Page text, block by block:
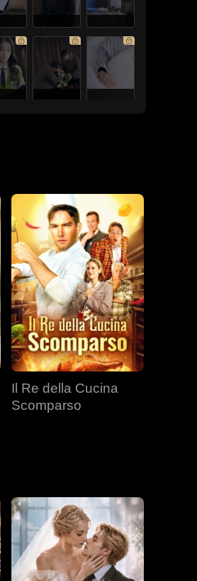
Il Re della Cucina
Scomparso